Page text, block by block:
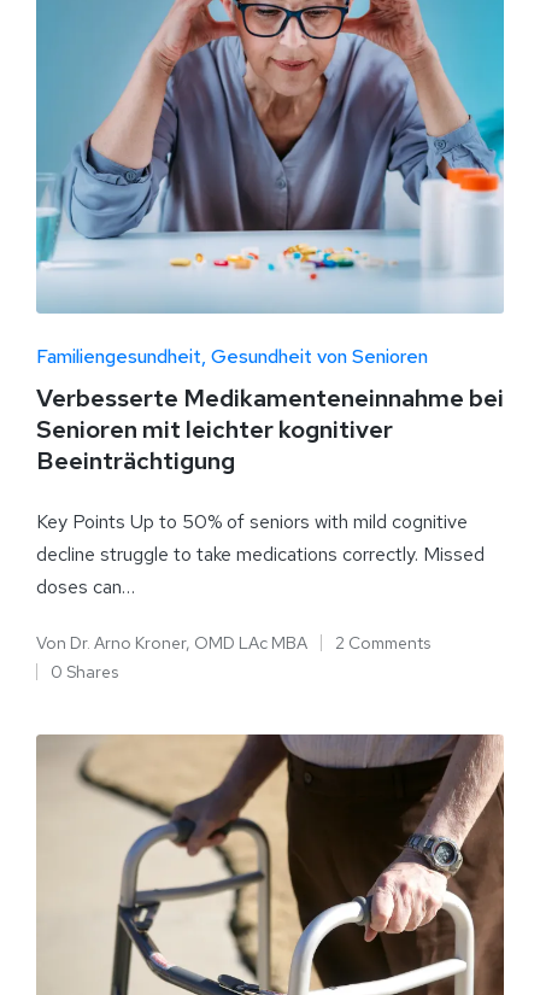
Familiengesundheit Gesundheit von Senioren
Verbesserte Medikamenteneinnahme bei
Senioren mit leichter kognitiver
Beeinträchtigung
Key Points Up to 50% of seniors with mild cognitive
decline struggle to take medications correctly. Missed
doses can…
Von Dr. Arno Kroner, OMD LAc MBA
2 Comments
0 Shares